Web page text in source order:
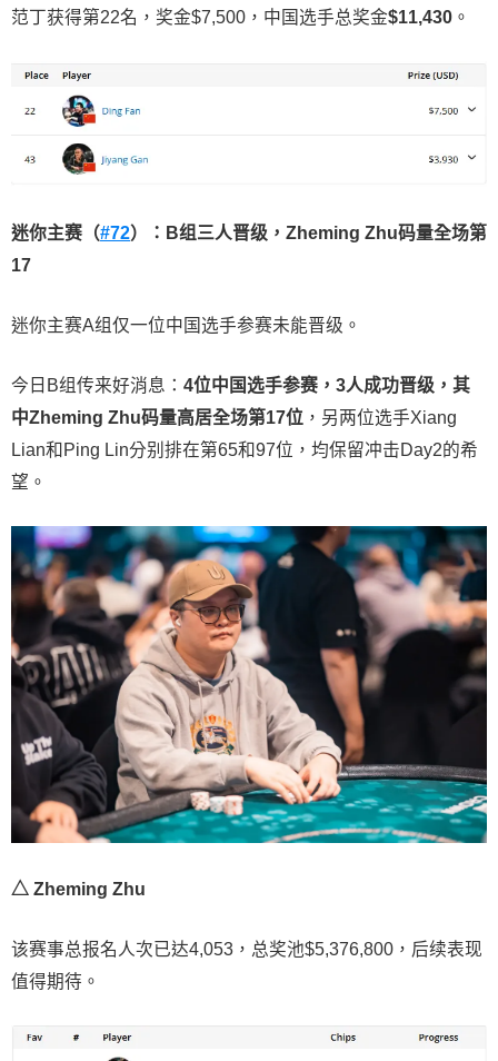
范丁获得第22名，奖金$7,500，中国选手总奖金$11,430 。
迷你主赛（#72）： B组三人晋级， Zheming Zhu码量全场第
17
迷你主赛A组仅一位中国选手参赛未能晋级。
今日B组传来好消息： 4位中国选手参赛， 3人成功晋级，其
中Zheming Zhu码量高居全场第17位 ，另两位选手Xiang
Lian和Ping Lin分别排在第65和97位，均保留冲击Day2的希
望。
△ Zheming Zhu
该赛事总报名人次已达4,053，总奖池$5,376,800，后续表现
值得期待。